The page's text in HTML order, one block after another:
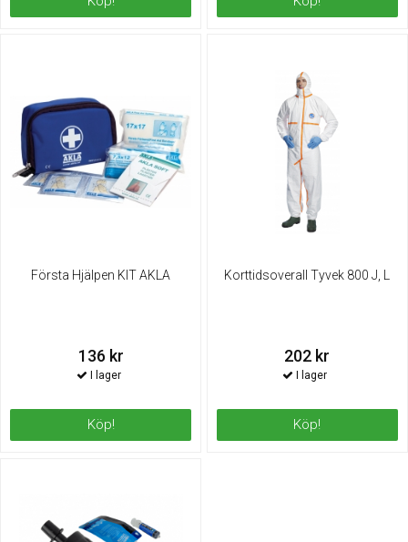
Första Hjälpen KIT AKLA
136 kr
Köp!
Korttidsoverall Tyvek 800 J, L
202 kr
Köp!